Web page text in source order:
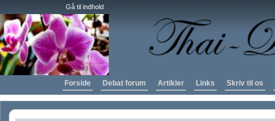
Gå til indhold
Forside Debat forum Artikler Links Skriv til os